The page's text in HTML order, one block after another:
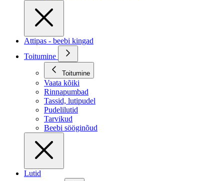
Attipas - beebi kingad
Toitumine
Toitumine
Vaata kõiki
Rinnapumbad
Tassid, lutipudel
Pudelilutid
Tarvikud
Beebi sööginõud
Lutid